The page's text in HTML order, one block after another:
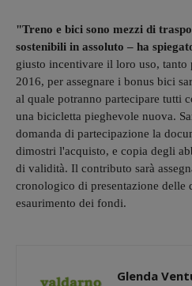
"Treno e bici sono mezzi di
sostenibili in assoluto – ha
giusto incentivare il loro uso, tanto
2016, per assegnare i bonus bici
al quale potranno partecipare tutti
una bicicletta pieghevole nuova.
domanda di partecipazione la
dimostri l'acquisto, e copia degli
di validità. Il contributo sarà
cronologico di presentazione delle
esaurimento dei fondi.
Glenda